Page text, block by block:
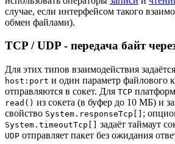
случае, если интерфейсом такого
обмен файлами).
TCP / UDP - передача байт
Для этих типов взаимодействия
host:port и один параметр файлового
отправляются в сокет. Для TCP
read() из сокета (в буфер до 10 МБ) и
свойство System.responseTcp[] ;
System.timeoutTcp[] задаёт таймаут
UDP отправляет пакет без ожидания